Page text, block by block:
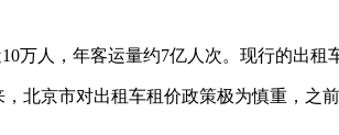
万人，年客运量约7亿人次。现行的出租
北京市对出租车租价政策极为慎重，